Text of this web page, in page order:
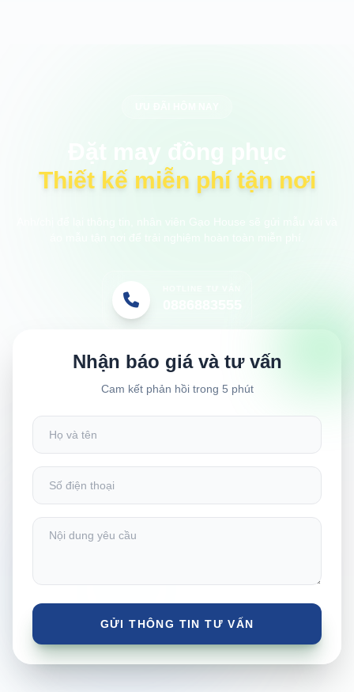
Thiết kế miễn phí tận nơi
Nhận báo giá và tư vấn
Cam kết phản hồi trong 5 phút